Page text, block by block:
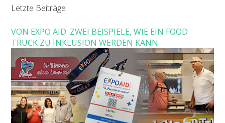
Letzte Beiträge
VON EXPO AID: ZWEI BEISPIELE, WIE EIN FOOD
TRUCK ZU INKLUSION WERDEN KANN